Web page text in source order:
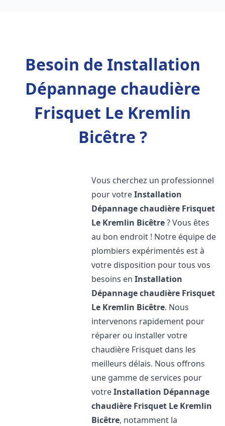
Besoin de Installation
Dépannage chaudière
Frisquet Le Kremlin
Bicêtre ?
Vous cherchez un professionnel
pour votreInstallation
Dépannage chaudière Frisquet
Le Kremlin Bicêtre? Vous êtes
au bon endroit ! Notre équipe de
plombiers expérimentés est à
votre disposition pour tous vos
besoins enInstallation
Dépannage chaudière Frisquet
Le Kremlin Bicêtre. Nous
intervenons rapidement pour
réparer ou installer votre
chaudière Frisquet dans les
meilleurs délais. Nous offrons
une gamme de services pour
votreInstallation Dépannage
chaudière Frisquet Le Kremlin
Bicêtre, notamment la